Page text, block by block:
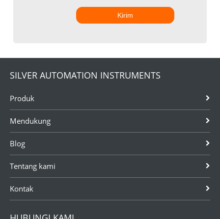
Kirim
SILVER AUTOMATION INSTRUMENTS
Produk
Mendukung
Blog
Tentang kami
Kontak